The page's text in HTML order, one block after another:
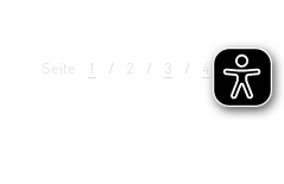
Seite 1 2 3 4 5